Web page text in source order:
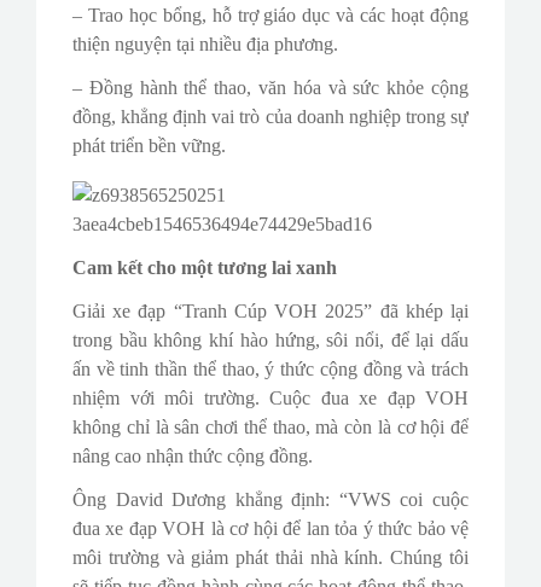
– Trao học bổng, hỗ trợ giáo dục và các hoạt động
thiện nguyện tại nhiều địa phương.
– Đồng hành thể thao, văn hóa và sức khỏe cộng
đồng, khẳng định vai trò của doanh nghiệp trong sự
phát triển bền vững.
Cam kết cho một tương lai xanh
Giải xe đạp “Tranh Cúp VOH 2025” đã khép lại
trong bầu không khí hào hứng, sôi nổi, để lại dấu
ấn về tinh thần thể thao, ý thức cộng đồng và trách
nhiệm với môi trường. Cuộc đua xe đạp VOH
không chỉ là sân chơi thể thao, mà còn là cơ hội để
nâng cao nhận thức cộng đồng.
Ông David Dương khẳng định: “VWS coi cuộc
đua xe đạp VOH là cơ hội để lan tỏa ý thức bảo vệ
môi trường và giảm phát thải nhà kính. Chúng tôi